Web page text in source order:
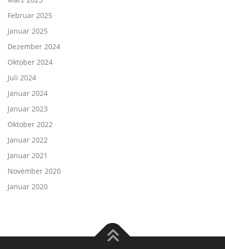
Februar 2025
Januar 2025
Dezember 2024
Oktober 2024
Juli 2024
Januar 2024
Januar 2023
Oktober 2022
Januar 2022
Januar 2021
November 2020
Januar 2020